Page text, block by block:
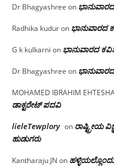
Dr Bhagyashree on
Radhika kuduron ಭಾನುವಾರದ
G k kulkarni on ಭಾನುವಾರದ
Dr Bhagyashree on
MOHAMED IBRAHIM
ಡಾಕ್ಟರೇಟ್ ಪದವಿ
lieleTewplory on ರಾಷ್ಟ್ರೀಯ
ಹುಡುಗರು
Kantharaju JN on